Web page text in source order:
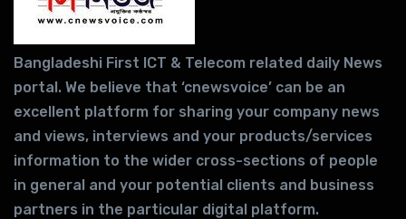
Bangladeshi First ICT & Telecom related daily News
portal. We believe that ‘cnewsvoice’ can be an
excellent platform for sharing your company news
and views, interviews and your products/services
information to the wider cross-sections of people
in general and your potential clients and business
partners in the particular digital platform.